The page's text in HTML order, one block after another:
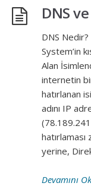
DNS
DNS
System’in
Alan
internetin
hatırlanan
adını IP
yerine,
Devamını